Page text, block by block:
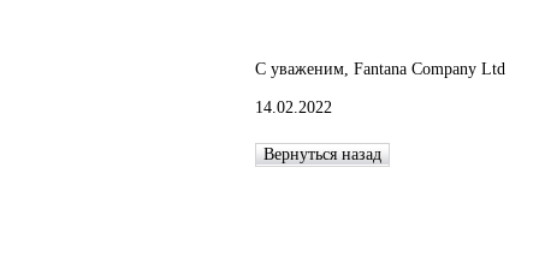
С уваженим, Fantana Company Ltd
14.02.2022